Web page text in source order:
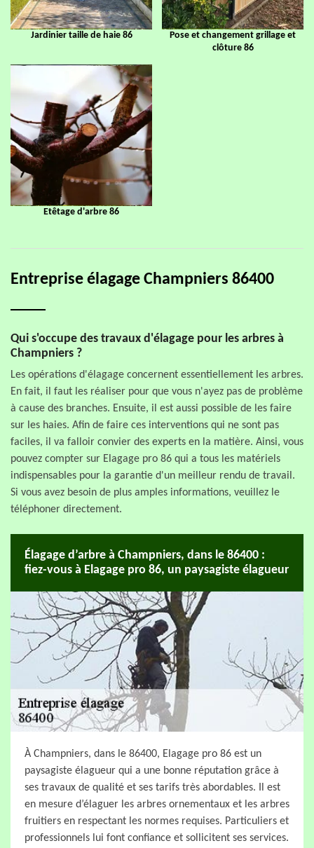
Jardinier taille de haie 86
Pose et changement grillage et
clôture 86
Etêtage d'arbre 86
Entreprise élagage Champniers 86400
Qui s'occupe des travaux d'élagage pour les arbres à
Champniers ?
Les opérations d'élagage concernent essentiellement les arbres.
En fait, il faut les réaliser pour que vous n'ayez pas de problème
à cause des branches. Ensuite, il est aussi possible de les faire
sur les haies. Afin de faire ces interventions qui ne sont pas
faciles, il va falloir convier des experts en la matière. Ainsi, vous
pouvez compter sur Elagage pro 86 qui a tous les matériels
indispensables pour la garantie d'un meilleur rendu de travail.
Si vous avez besoin de plus amples informations, veuillez le
téléphoner directement.
Élagage d’arbre à Champniers, dans le 86400 :
fiez-vous à Elagage pro 86, un paysagiste élagueur
À Champniers, dans le 86400, Elagage pro 86 est un
paysagiste élagueur qui a une bonne réputation grâce à
ses travaux de qualité et ses tarifs très abordables. Il est
en mesure d’élaguer les arbres ornementaux et les arbres
fruitiers en respectant les normes requises. Particuliers et
professionnels lui font confiance et sollicitent ses services.